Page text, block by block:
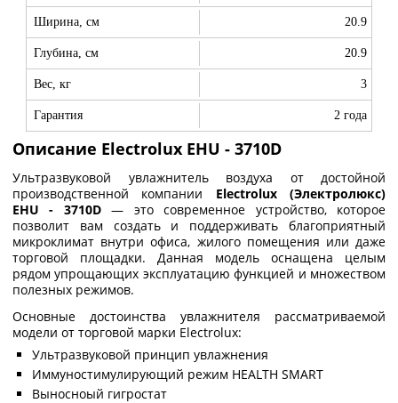
Ширина, см 20.9
Глубина, см 20.9
Вес, кг 3
Гарантия 2 года
Описание Electrolux EHU - 3710D
Ультразвуковой увлажнитель воздуха от достойной
производственной компании Electrolux (Электролюкс)
EHU - 3710D— это современное устройство, которое
позволит вам создать и поддерживать благоприятный
микроклимат внутри офиса, жилого помещения или даже
торговой площадки. Данная модель оснащена целым
рядом упрощающих эксплуатацию функцией и множеством
полезных режимов.
Основные достоинства увлажнителя рассматриваемой
модели от торговой марки Electrolux:
Ультразвуковой принцип увлажнения
Иммуностимулирующий режим HEALTH SMART
Выносноый гигростат